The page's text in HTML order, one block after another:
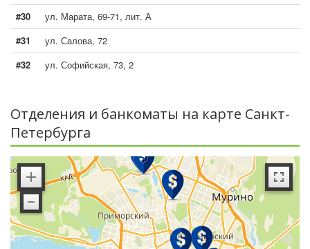
#30
ул. Марата, 69-71, лит. А
#31
ул. Салова, 72
#32
ул. Софийская, 73, 2
Отделения и банкоматы на карте Санкт-
Петербурга